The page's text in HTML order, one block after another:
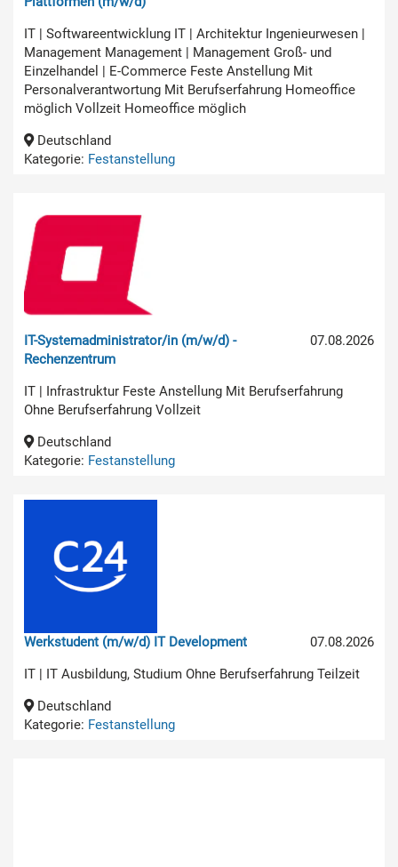
IT | Softwareentwicklung IT | Architektur Ingenieurwesen |
Management Management | Management Groß- und
Einzelhandel | E-Commerce Feste Anstellung Mit
Personalverantwortung Mit Berufserfahrung Homeoffice
möglich Vollzeit Homeoffice möglich
Deutschland
Kategorie: Festanstellung
07.08.2026
IT-Systemadministrator/in (m/w/d) -
Rechenzentrum
IT | Infrastruktur Feste Anstellung Mit Berufserfahrung
Ohne Berufserfahrung Vollzeit
Deutschland
Kategorie: Festanstellung
07.08.2026
Werkstudent (m/w/d) IT Development
IT | IT Ausbildung, Studium Ohne Berufserfahrung Teilzeit
Deutschland
Kategorie: Festanstellung